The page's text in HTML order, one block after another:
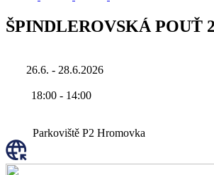
ŠPINDLEROVSKÁ POUŤ
26.6. - 28.6.2026
18:00 - 14:00
Parkoviště P2 Hromovka